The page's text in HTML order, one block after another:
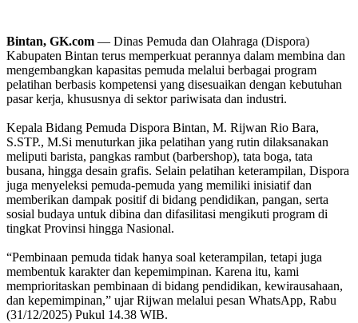
Bintan, GK.com — Dinas Pemuda dan Olahraga (Dispora)
Kabupaten Bintan terus memperkuat perannya dalam membina dan
mengembangkan kapasitas pemuda melalui berbagai program
pelatihan berbasis kompetensi yang disesuaikan dengan kebutuhan
pasar kerja, khususnya di sektor pariwisata dan industri.
Kepala Bidang Pemuda Dispora Bintan, M. Rijwan Rio Bara,
S.STP., M.Si menuturkan jika pelatihan yang rutin dilaksanakan
meliputi barista, pangkas rambut (barbershop), tata boga, tata
busana, hingga desain grafis. Selain pelatihan keterampilan, Dispora
juga menyeleksi pemuda-pemuda yang memiliki inisiatif dan
memberikan dampak positif di bidang pendidikan, pangan, serta
sosial budaya untuk dibina dan difasilitasi mengikuti program di
tingkat Provinsi hingga Nasional.
“Pembinaan pemuda tidak hanya soal keterampilan, tetapi juga
membentuk karakter dan kepemimpinan. Karena itu, kami
memprioritaskan pembinaan di bidang pendidikan, kewirausahaan,
dan kepemimpinan,” ujar Rijwan melalui pesan WhatsApp, Rabu
(31/12/2025) Pukul 14.38 WIB.